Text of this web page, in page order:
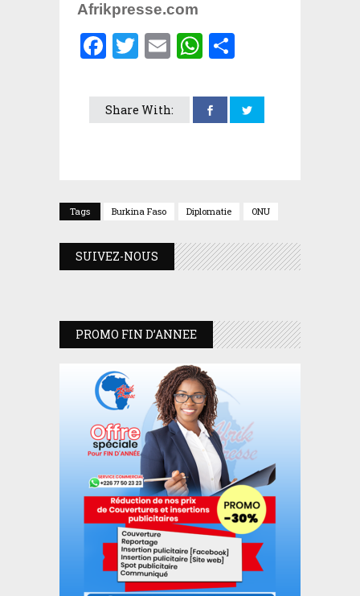
Afrikpresse.com
Facebook
Twitter
EmailWhatsApp
Share With:
Tags Burkina Faso Diplomatie ONU
SUIVEZ-NOUS
PROMO FIN D’ANNEE